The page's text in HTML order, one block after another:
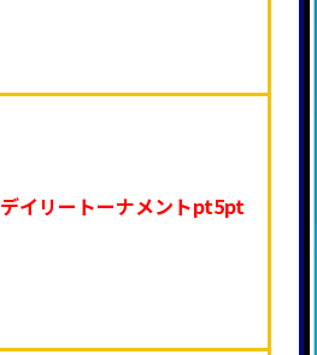
デイリートーナメントpt5pt